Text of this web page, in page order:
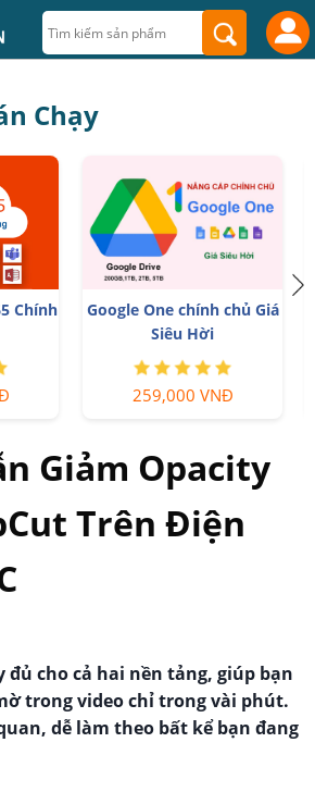
Chạy
Chính
Google One chính chủ Giá
Siêu Hời
259,000 VNĐ
Giảm Opacity
Trên Điện
cho cả hai nền tảng, giúp bạn
trong video chỉ trong vài phút.
dễ làm theo bất kể bạn đang